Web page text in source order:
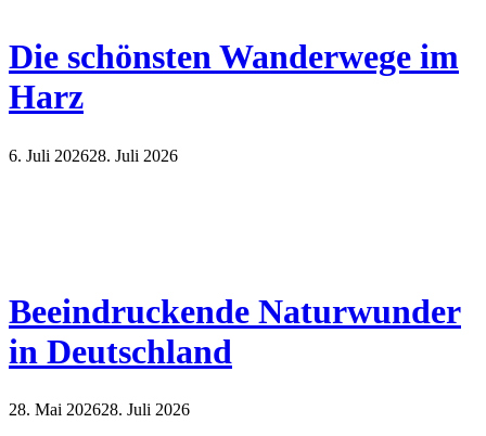
Die schönsten Wanderwege im
Harz
6. Juli 202628. Juli 2026
Beeindruckende Naturwunder
in Deutschland
28. Mai 202628. Juli 2026